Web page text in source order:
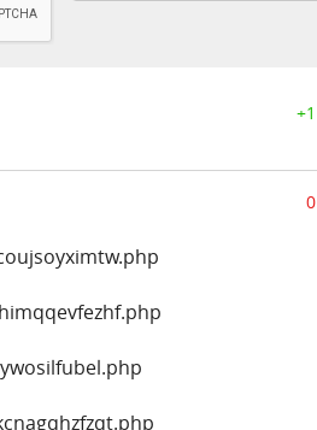
+1
0